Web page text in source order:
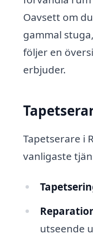
Oavsett om
gammal
följer en
erbjuder.
Tapetserare i
vanligaste
utseende